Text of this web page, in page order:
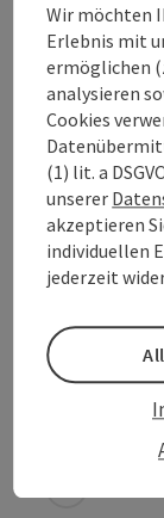
Anreise/
Preise
Eignung
Wir möchten
Erlebnis mit
ermöglichen
analysieren
Cookies
(1) lit. a
unserer
akzeptieren
individuellen
jederzeit